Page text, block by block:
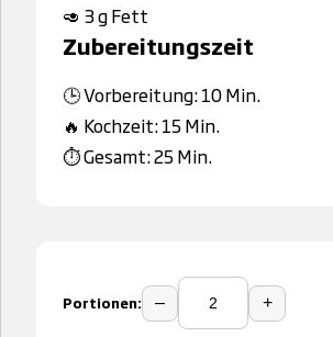
🥑 3 g Fett
Zubereitungszeit
🕒 Vorbereitung: 10 Min.
🔥 Kochzeit: 15 Min.
⏱️ Gesamt: 25 Min.
Portionen: – +